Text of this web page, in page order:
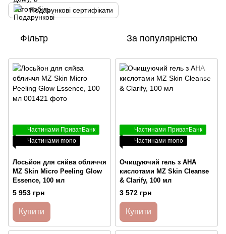
Подарункові сертифікати
Фільтр За популярністю
Частинами ПриватБанк
Частинами mono
Лосьйон для сяйва обличчя
MZ Skin Micro Peeling Glow
Essence, 100 мл
5 953 грн
Купити
Частинами ПриватБанк
Частинами mono
Очищуючий гель з АНА
кислотами MZ Skin Cleanse
& Clarify, 100 мл
3 572 грн
Купити